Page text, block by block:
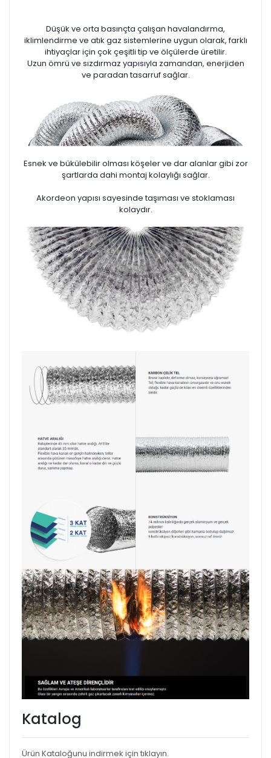
Düşük ve orta basınçta çalışan havalandırma,
iklimlendirme ve atık gaz sistemlerine uygun olarak, farklı
ihtiyaçlar için çok çeşitli tip ve ölçülerde üretilir.
Uzun ömrü ve sızdırmaz yapısıyla zamandan, enerjiden
ve paradan tasarruf sağlar.
Esnek ve bükülebilir olması köşeler ve dar alanlar gibi zor
şartlarda dahi montaj kolaylığı sağlar.
Akordeon yapısı sayesinde taşıması ve stoklaması
kolaydır.
Katalog
Ürün Kataloğunu indirmek için tıklayın.